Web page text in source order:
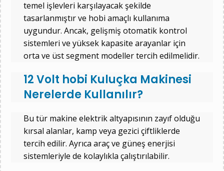
temel işlevleri karşılayacak şekilde
tasarlanmıştır ve hobi amaçlı kullanıma
uygundur. Ancak, gelişmiş otomatik kontrol
sistemleri ve yüksek kapasite arayanlar için
orta ve üst segment modeller tercih edilmelidir.
12 Volt hobi Kuluçka Makinesi
Nerelerde Kullanılır?
Bu tür makine elektrik altyapısının zayıf olduğu
kırsal alanlar, kamp veya gezici çiftliklerde
tercih edilir. Ayrıca araç ve güneş enerjisi
sistemleriyle de kolaylıkla çalıştırılabilir.